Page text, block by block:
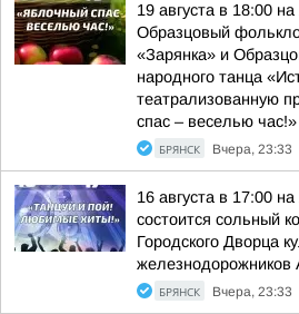
19 августа в 18:00
Образцовый
«Зарянка» и
народного танца
театрализованную
спас – веселью час!»
БРЯНСК Вчера, 23:33
16 августа в 17:00
состоится сольный
Городского Дворца
железнодорожников
БРЯНСК Вчера, 23:33